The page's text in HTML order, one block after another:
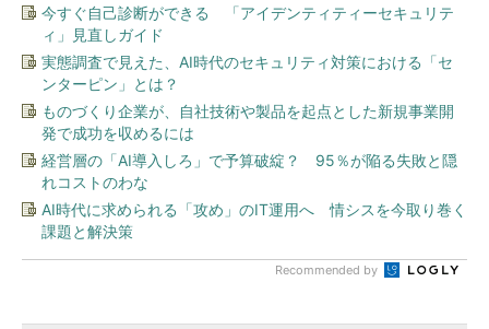
今すぐ自己診断ができる 「アイデンティティーセキュリテ
ィ」見直しガイド
実態調査で見えた、AI時代のセキュリティ対策における「セ
ンターピン」とは？
ものづくり企業が、自社技術や製品を起点とした新規事業開
発で成功を収めるには
経営層の「AI導入しろ」で予算破綻？ 95％が陥る失敗と隠
れコストのわな
AI時代に求められる「攻め」のIT運用へ 情シスを今取り巻く
課題と解決策
Recommended by